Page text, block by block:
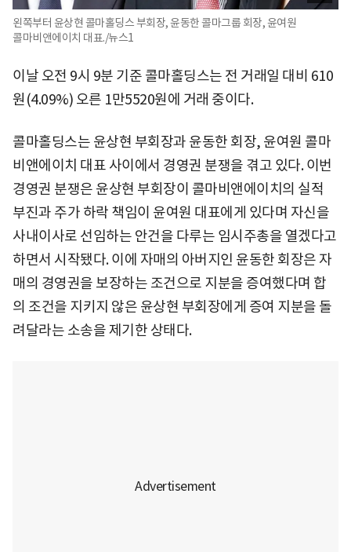
왼쪽부터 윤상현 콜마홀딩스 부회장, 윤동한 콜마그룹 회장, 윤여원
콜마비앤에이치 대표./뉴스1
이날 오전 9시 9분 기준 콜마홀딩스는 전 거래일 대비 610
원(4.09%) 오른 1만5520원에 거래 중이다.
콜마홀딩스는 윤상현 부회장과 윤동한 회장, 윤여원 콜마
비앤에이치 대표 사이에서 경영권 분쟁을 겪고 있다. 이번
경영권 분쟁은 윤상현 부회장이 콜마비앤에이치의 실적
부진과 주가 하락 책임이 윤여원 대표에게 있다며 자신을
사내이사로 선임하는 안건을 다루는 임시주총을 열겠다고
하면서 시작됐다. 이에 자매의 아버지인 윤동한 회장은 자
매의 경영권을 보장하는 조건으로 지분을 증여했다며 합
의 조건을 지키지 않은 윤상현 부회장에게 증여 지분을 돌
려달라는 소송을 제기한 상태다.